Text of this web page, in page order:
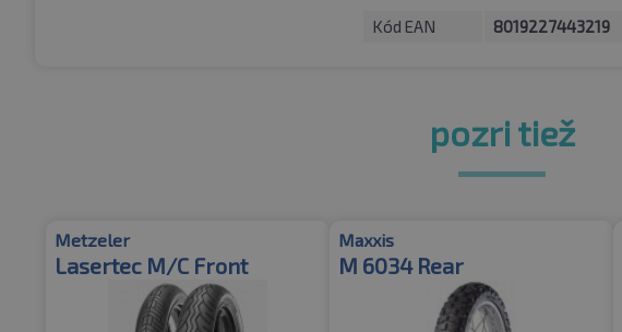
Kód EAN 8019227443219
pozri tiež
Metzeler
Lasertec M/C Front
Maxxis
M 6034 Rear